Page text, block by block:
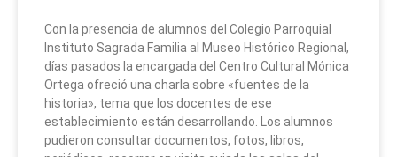
Con la presencia de alumnos del Colegio Parroquial
Instituto Sagrada Familia al Museo Histórico Regional,
días pasados la encargada del Centro Cultural Mónica
Ortega ofreció una charla sobre «fuentes de la
historia», tema que los docentes de ese
establecimiento están desarrollando. Los alumnos
pudieron consultar documentos, fotos, libros,